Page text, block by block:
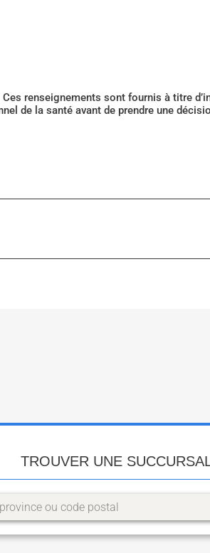
renseignements sont fournis à titre
de la santé avant de prendre une
TROUVER UNE